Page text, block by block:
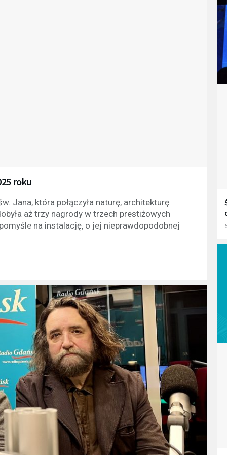
roku
Jana, która połączyła naturę, architekturę
aż trzy nagrody w trzech prestiżowych
na instalację, o jej nieprawdopodobnej